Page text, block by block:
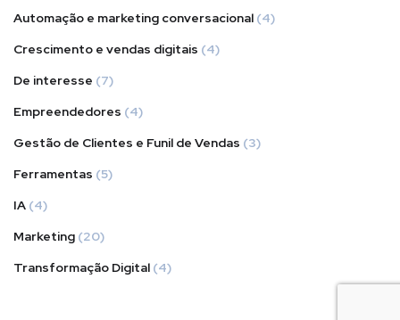
Automação e marketing conversacional (4)
Crescimento e vendas digitais (4)
De interesse (7)
Empreendedores (4)
Gestão de Clientes e Funil de Vendas (3)
Ferramentas (5)
IA (4)
Marketing (20)
Transformação Digital (4)